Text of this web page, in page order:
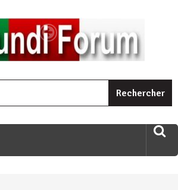
wawe canke igihugu cakwibarutse .Wewe
iki kibazo : Uriko ukora iki kugira ngo